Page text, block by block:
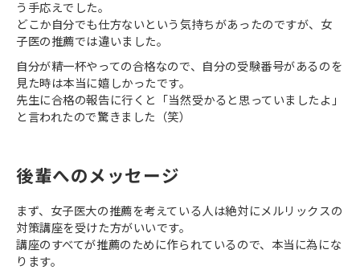
う手応えでした。
どこか自分でも仕方ないという気持ちがあったのですが、女
子医の推薦では違いました。
自分が精一杯やっての合格なので、自分の受験番号があるのを
見た時は本当に嬉しかったです。
先生に合格の報告に行くと「当然受かると思っていましたよ」
と言われたので驚きました（笑）
後輩へのメッセージ
まず、女子医大の推薦を考えている人は絶対にメルリックスの
対策講座を受けた方がいいです。
講座のすべてが推薦のために作られているので、本当に為にな
ります。